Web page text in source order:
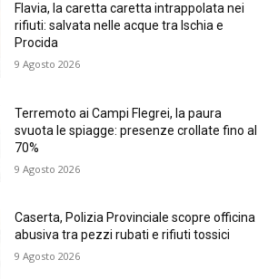
Flavia, la caretta caretta intrappolata nei
rifiuti: salvata nelle acque tra Ischia e
Procida
9 Agosto 2026
Terremoto ai Campi Flegrei, la paura
svuota le spiagge: presenze crollate fino al
70%
9 Agosto 2026
Caserta, Polizia Provinciale scopre officina
abusiva tra pezzi rubati e rifiuti tossici
9 Agosto 2026